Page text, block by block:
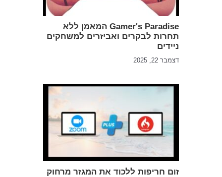
Gamer's Paradise המאמן ללא
תחרות לבקרים ואביזרים למשחקים
ניידים
דצמבר 22, 2025
זום חריפות ללכוד את המגזר מרחוק